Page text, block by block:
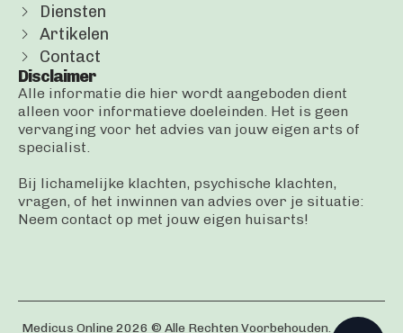
Diensten
Artikelen
Contact
Disclaimer
Alle informatie die hier wordt aangeboden dient
alleen voor informatieve doeleinden. Het is geen
vervanging voor het advies van jouw eigen arts of
specialist.
Bij lichamelijke klachten, psychische klachten,
vragen, of het inwinnen van advies over je situatie:
Neem contact op met jouw eigen huisarts!
Medicus Online 2026 © Alle Rechten Voorbehouden.